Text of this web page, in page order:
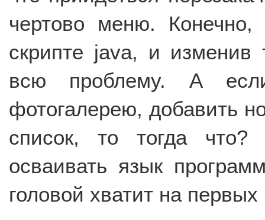
чертово меню.
скрипте java, и
всю проблему. А
фотогалерею, добавить
список, то тогда
осваивать язык
головой хватит на первых